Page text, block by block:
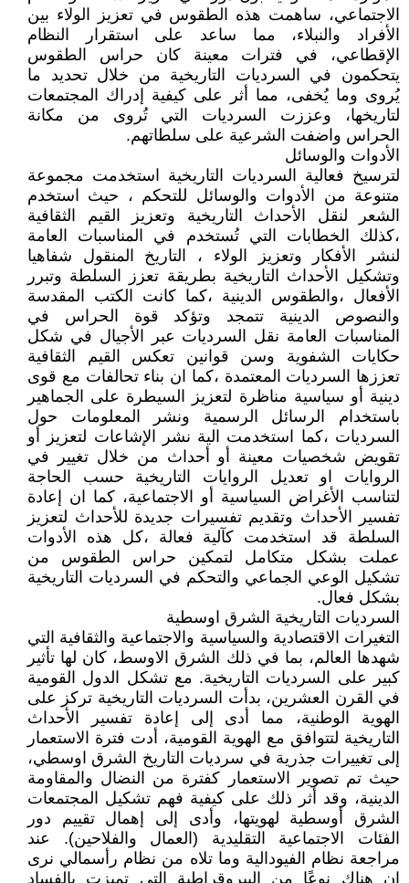
الاجتماعي، ساهمت هذه الطقوس في تعزيز الولاء بين
الأفراد والنبلاء، مما ساعد على استقرار النظام
الإقطاعي، في فترات معينة كان حراس الطقوس
يتحكمون في السرديات التاريخية من خلال تحديد ما
يُروى وما يُخفى، مما أثر على كيفية إدراك المجتمعات
لتاريخها، وعززت السرديات التي تُروى من مكانة
الحراس واضفت الشرعية على سلطاتهم.
الأدوات والوسائل
لترسيخ فعالية السرديات التاريخية استخدمت مجموعة
متنوعة من الأدوات والوسائل للتحكم ، حيث استخدم
الشعر لنقل الأحداث التاريخية وتعزيز القيم الثقافية
،كذلك الخطابات التي تُستخدم في المناسبات العامة
لنشر الأفكار وتعزيز الولاء ، التاريخ المنقول شفاهيا
وتشكيل الأحداث التاريخية بطريقة تعزز السلطة وتبرر
الأفعال ،والطقوس الدينية ،كما كانت الكتب المقدسة
والنصوص الدينية تتمجد وتؤكد قوة الحراس في
المناسبات العامة نقل السرديات عبر الأجيال في شكل
حكايات الشفوية وسن قوانين تعكس القيم الثقافية
تعززها السرديات المعتمدة ،كما ان بناء تحالفات مع قوى
دينية أو سياسية مناظرة لتعزيز السيطرة على الجماهير
باستخدام الرسائل الرسمية ونشر المعلومات حول
السرديات ،كما استخدمت الية نشر الإشاعات لتعزيز أو
تقويض شخصيات معينة أو أحداث من خلال تغيير في
الروايات او تعديل الروايات التاريخية حسب الحاجة
لتناسب الأغراض السياسية أو الاجتماعية، كما ان إعادة
تفسير الأحداث وتقديم تفسيرات جديدة للأحداث لتعزيز
السلطة قد استخدمت كآلية فعالة ،كل هذه الأدوات
عملت بشكل متكامل لتمكين حراس الطقوس من
تشكيل الوعي الجماعي والتحكم في السرديات التاريخية
بشكل فعال.
السرديات التاريخية الشرق اوسطية
التغيرات الاقتصادية والسياسية والاجتماعية والثقافية التي
شهدها العالم، بما في ذلك الشرق الاوسط، كان لها تأثير
كبير على السرديات التاريخية. مع تشكل الدول القومية
في القرن العشرين، بدأت السرديات التاريخية تركز على
الهوية الوطنية، مما أدى إلى إعادة تفسير الأحداث
التاريخية لتتوافق مع الهوية القومية، أدت فترة الاستعمار
إلى تغييرات جذرية في سرديات التاريخ الشرق اوسطي،
حيث تم تصوير الاستعمار كفترة من النضال والمقاومة
الدينية، وقد أثر ذلك على كيفية فهم تشكيل المجتمعات
الشرق أوسطية لهويتها، وأدى إلى إهمال تقييم دور
الفئات الاجتماعية التقليدية (العمال والفلاحين). عند
مراجعة نظام الفيودالية وما تلاه من نظام رأسمالي نرى
ان هناك نوعًا من البيروقراطية التي تميزت بالفساد